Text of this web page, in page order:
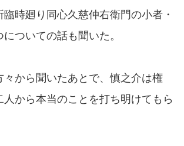
時廻り同心久慈仲右衛門の小者・
ついての話も聞いた。
々から聞いたあとで、慎之介は権
から本当のことを打ち明けてもら